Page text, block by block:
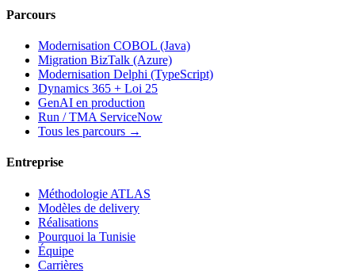
Parcours
Modernisation COBOL (Java)
Migration BizTalk (Azure)
Modernisation Delphi (TypeScript)
Dynamics 365 + Loi 25
GenAI en production
Run / TMA ServiceNow
Tous les parcours →
Entreprise
Méthodologie ATLAS
Modèles de delivery
Réalisations
Pourquoi la Tunisie
Équipe
Carrières